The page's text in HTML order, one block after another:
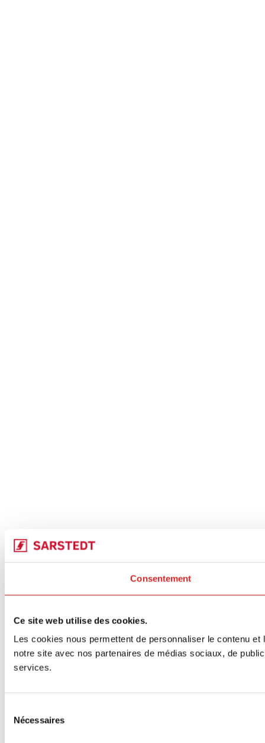
Consentement
Ce site web utilise des cookies.
Les cookies nous permettent de personnaliser le contenu
notre site avec nos partenaires de médias sociaux, de
services.
Nécessaires